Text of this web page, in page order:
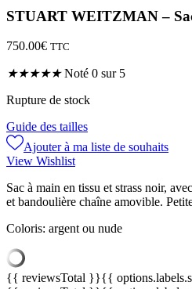
STUART WEITZMAN –
750.00€ TTC
★★★★★ Noté 0 sur 5
Rupture de stock
Guide des tailles
Ajouter à ma liste de souhaits
View Wishlist
Sac à main en tissu et strass noir,
et bandoulière chaîne amovible.
Coloris: argent ou nude
{{ reviewsTotal }}{{